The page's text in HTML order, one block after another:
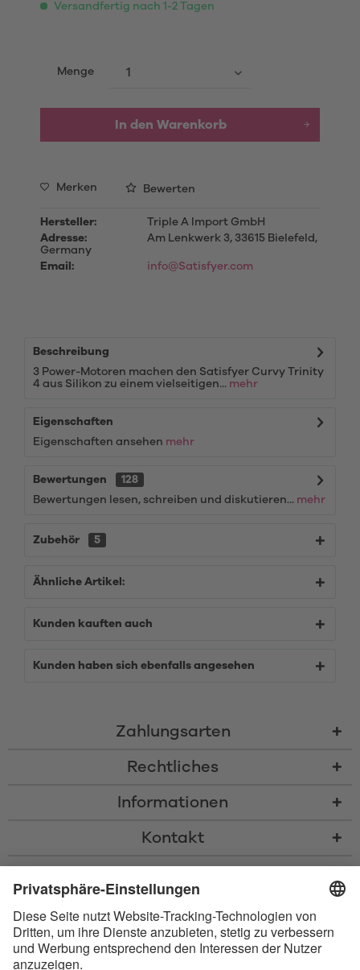
Versandfertig nach 1-2 Tagen
Menge
In den Warenkorb
Merken Bewerten
Hersteller:
Triple A Import GmbH
Adresse:
Am Lenkwerk 3, 33615 Bielefeld,
Germany
Email:
info@Satisfyer.com
Beschreibung
3 Power-Motoren machen den Satisfyer Curvy Trinity
4 aus Silikon zu einem vielseitigen... mehr
Eigenschaften
Eigenschaften ansehen mehr
Bewertungen
128
Bewertungen lesen, schreiben und diskutieren... mehr
Zubehör 5
Ähnliche Artikel:
Kunden kauften auch
Kunden haben sich ebenfalls angesehen
Zahlungsarten
Rechtliches
Informationen
Kontakt
Nachnahmegebühren, wenn nicht anders beschrieben
und Eigentum der Bluetooth SIG, Inc. Die Nutzung dieser Marken durch
Satisfyer GmbH erfolgt unter Lizenz.